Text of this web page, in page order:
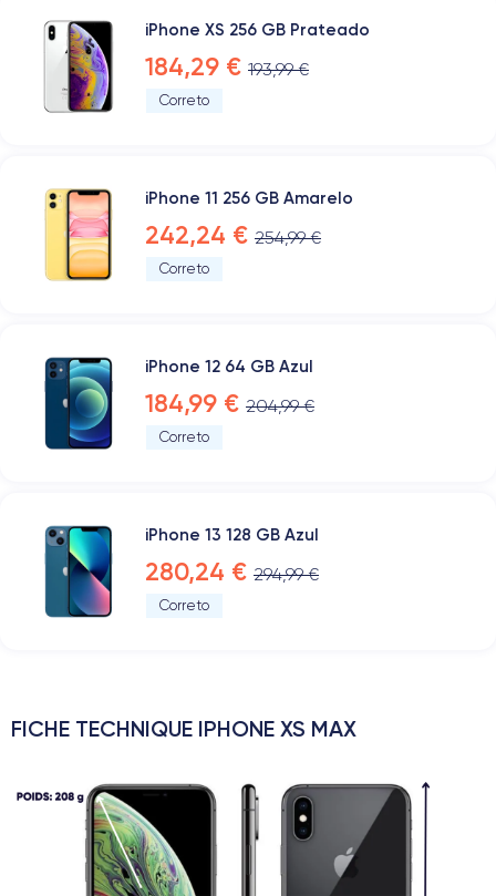
iPhone XS 256 GB Prateado
184,29 € 193,99 €
Correto
iPhone 11 256 GB Amarelo
242,24 € 254,99 €
Correto
iPhone 12 64 GB Azul
184,99 € 204,99 €
Correto
iPhone 13 128 GB Azul
280,24 € 294,99 €
Correto
FICHE TECHNIQUE IPHONE XS MAX